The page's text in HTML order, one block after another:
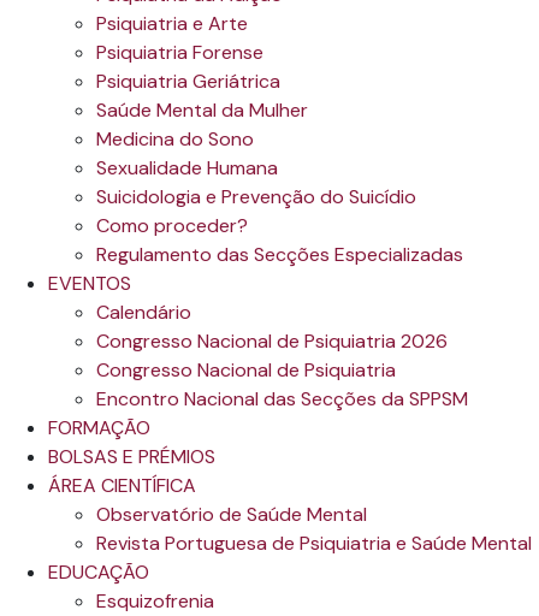
Psiquiatria e Arte
Psiquiatria Forense
Psiquiatria Geriátrica
Saúde Mental da Mulher
Medicina do Sono
Sexualidade Humana
Suicidologia e Prevenção do Suicídio
Como proceder?
Regulamento das Secções Especializadas
EVENTOS
Calendário
Congresso Nacional de Psiquiatria 2026
Congresso Nacional de Psiquiatria
Encontro Nacional das Secções da SPPSM
FORMAÇÃO
BOLSAS E PRÉMIOS
ÁREA CIENTÍFICA
Observatório de Saúde Mental
Revista Portuguesa de Psiquiatria e Saúde Mental
EDUCAÇÃO
Esquizofrenia